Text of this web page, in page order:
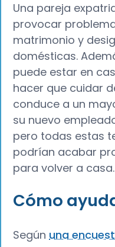
Una pareja
provocar
matrimonio y
domésticas.
puede estar en
hacer que cuidar
conduce a un
su nuevo
pero todas estas
podrían acabar
para volver a casa.
Cómo
Segúnuna